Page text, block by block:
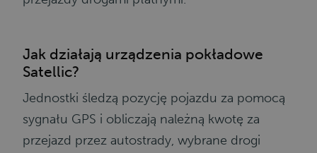
Jak działają urządzenia pokładowe
Satellic?
Jednostki śledzą pozycję pojazdu za pomocą
sygnału GPS i obliczają należną kwotę za
przejazd przez autostrady, wybrane drogi